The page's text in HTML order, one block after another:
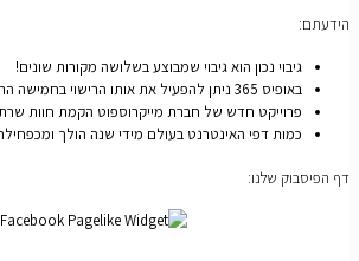
הידעתם:
גיבוי נכון הוא גיבוי שמבוצע בשלושה מקורות שונים!
באופיס 365 ניתן להפעיל את אותו הרישוי בחמישה התקנים שונים.
פרוייקט חדש של חברת מייקרוספוט הקמת חוות
כמות דפי האינטרנט בעולם מידי שנה הולך
דף הפיסבוק שלנו: